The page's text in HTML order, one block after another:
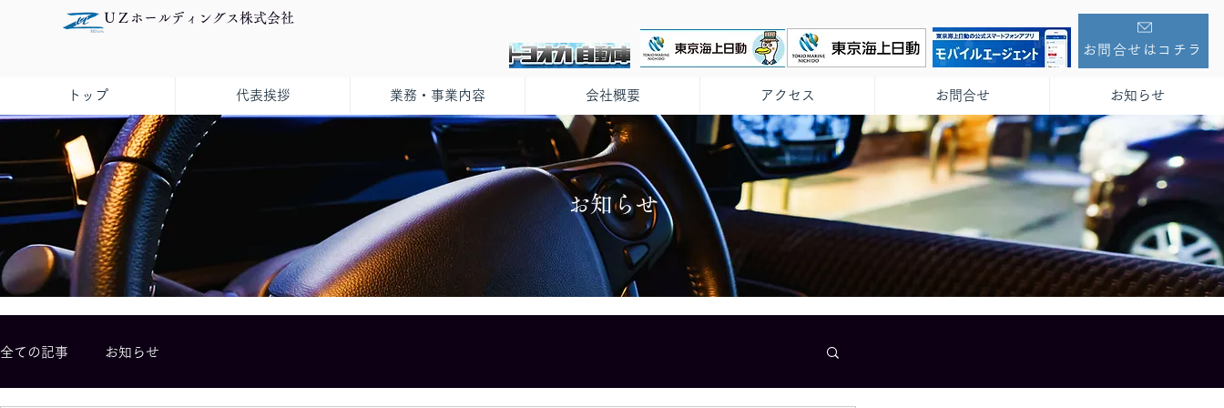
ＵＺホールディングス株式会社
お問合せはコチラ
トップ 代表挨拶 業務・事業内容 会社概要 アクセス お問合せ お知らせ
お知らせ
全ての記事 お知らせ